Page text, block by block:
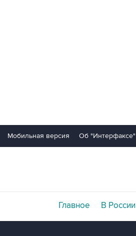
Мобильная версия Об "Интерфаксе"
Главное В России